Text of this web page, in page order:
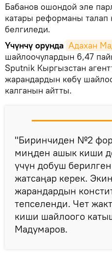
Бабанов ошондой эле
катары реформаны талап
белгиледи.
Үчүнчү орунда Адахан
шайлоочулардын 6,47
Sputnik Кыргызстан
жарандардын көбү
калганын айтты.
"Биринчиден №2
миңден ашык киши
үчүн добуш
жатсаңар керек.
жарандардын
тепселенди. Чет
киши шайлоого
Мадумаров.